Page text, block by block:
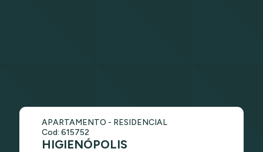
APARTAMENTO - RESIDENCIAL
Cod: 615752
HIGIENÓPOLIS